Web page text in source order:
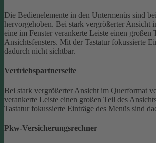
Die Bedienelemente in den Untermenüs sind
hervorgehoben. Bei stark vergrößerter Ansicht
eine im Fenster verankerte Leiste einen großen
Ansichtsfensters. Mit der Tastatur fokussierte
dadurch nicht sichtbar.
Vertriebspartnerseite
Bei stark vergrößerter Ansicht im Querformat
verankerte Leiste einen großen Teil des
Tastatur fokussierte Einträge des Menüs sind
Pkw-Versicherungsrechner